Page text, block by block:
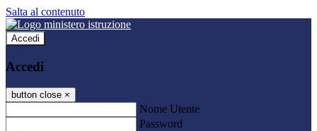
Salta al contenuto
Accedi
Accedi
button close ×
Nome Utente
Password